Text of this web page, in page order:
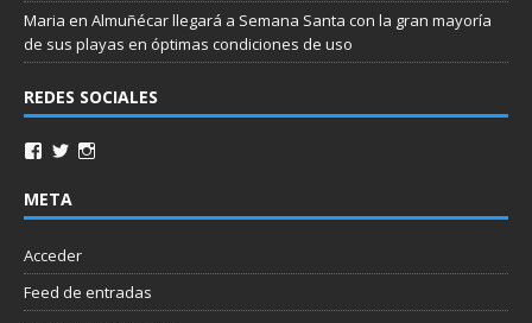
Maria en Almuñécar llegará a Semana Santa con la gran mayoría
de sus playas en óptimas condiciones de uso
REDES SOCIALES
META
Acceder
Feed de entradas